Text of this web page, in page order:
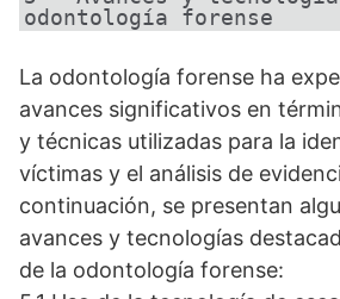
odontología forense
La odontología forense ha
avances significativos en
y técnicas utilizadas para la
víctimas y el análisis de
continuación, se presentan
avances y tecnologías
de la odontología forense: